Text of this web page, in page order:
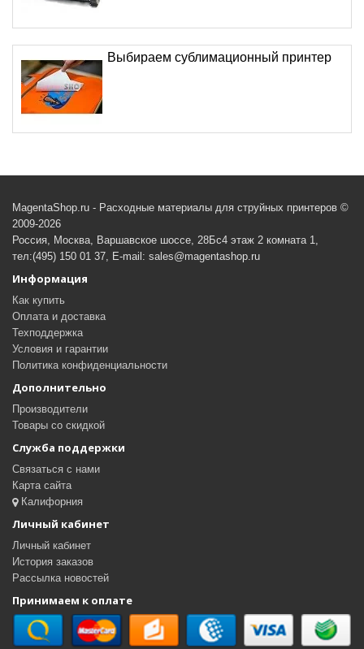
Выбираем сублимационный принтер
MagentaShop.ru - Расходные материалы для струйных принтеров ©
2009-2026
Россия, Москва, Варшавское шоссе, 28Бс4 этаж 2 комната 1,
тел:(495) 150 01 37, E-mail: sales@magentashop.ru
Информация
Как купить
Оплата и доставка
Техподдержка
Условия и гарантии
Политика конфиденциальности
Дополнительно
Производители
Товары со скидкой
Служба поддержки
Связаться с нами
Карта сайта
Калифорния
Личный кабинет
Личный кабинет
История заказов
Рассылка новостей
Принимаем к оплате